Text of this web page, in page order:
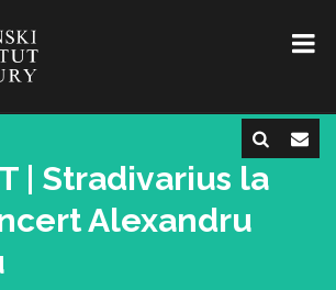
| Stradivarius la
Alexandru